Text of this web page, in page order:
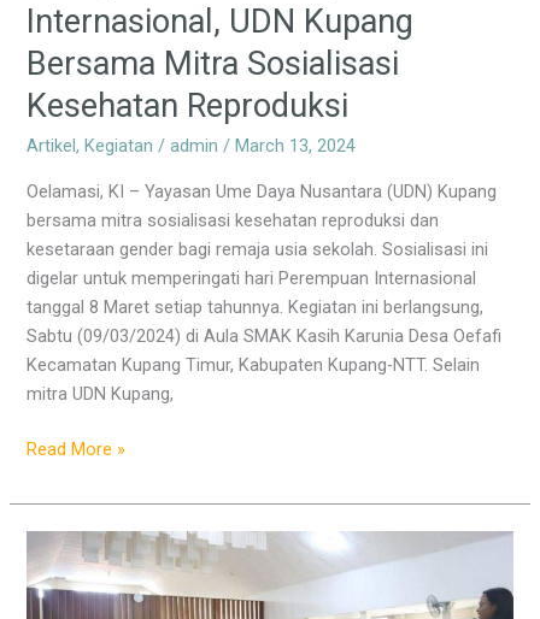
Internasional, UDN Kupang
Bersama Mitra Sosialisasi
Kesehatan Reproduksi
Artikel,Kegiatan /admin/March 13, 2024
Oelamasi, KI – Yayasan Ume Daya Nusantara (UDN) Kupang
bersama mitra sosialisasi kesehatan reproduksi dan
kesetaraan gender bagi remaja usia sekolah. Sosialisasi ini
digelar untuk memperingati hari Perempuan Internasional
tanggal 8 Maret setiap tahunnya. Kegiatan ini berlangsung,
Sabtu (09/03/2024) di Aula SMAK Kasih Karunia Desa Oefafi
Kecamatan Kupang Timur, Kabupaten Kupang-NTT. Selain
mitra UDN Kupang,
Read More »
Siswa
Sekolah
Kasih